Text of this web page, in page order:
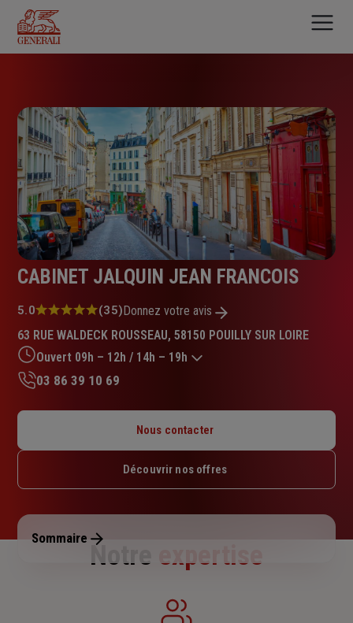
contenu
principal
CABINET JALQUIN JEAN FRANCOIS
Note
5.0
sur
5
étoiles
5.0 (35)Donnez votre avis
63 RUE WALDECK ROUSSEAU, 58150 POUILLY SUR LOIRE
Ouvert 09h – 12h / 14h – 19h
Mardi : 09h – 12h / 14h – 19h
Jeudi : 09h – 12h / 14h – 19h
Dimanche : Fermé
03 86 39 10 69
Nous contacter
Découvrir nos offres
Sommaire
Notre expertise